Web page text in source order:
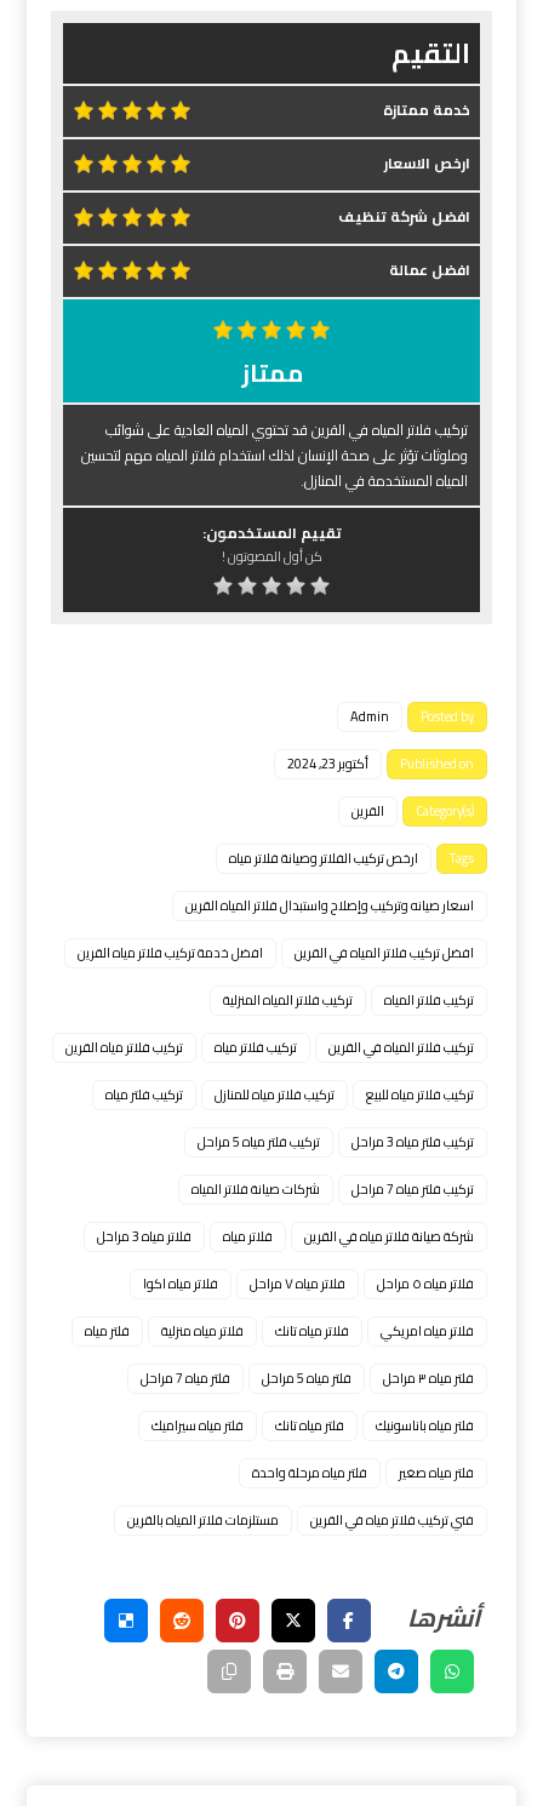
التقيم
خدمة ممتازة
ارخص الاسعار
افضل شركة تنظيف
افضل عمالة
ممتاز
تركيب فلاتر المياه في القرين قد تحتوي المياه العادية على شوائب
وملوثات تؤثر على صحة الإنسان لذلك استخدام فلاتر المياه مهم لتحسين
المياه المستخدمة في المنازل.
تقييم المستخدمون:
كن أول المصوتون !
Posted by
Admin
Published on
أكتوبر 23, 2024
Category(s)
القرين
Tags
ارخص تركيب الفلاتر وصيانة فلاتر مياه
اسعار صيانه وتركيب وإصلاح واستبدال فلاتر المياه القرين
افضل تركيب فلاتر المياه في القرين
اﻓﺿل ﺧدﻣﺔ ﺗﺮﻛﻳب ﻓﻼﺗﺮ ﻣﻳﺎه اﻟﻘﺮﻳن
تركيب فلاتر المياه
تركيب فلاتر المياه المنزلية
تركيب فلاتر المياه في القرين
تركيب فلاتر مياه
ﺗﺮﻛﻳب ﻓﻼﺗﺮ ﻣﻳﺎه اﻟﻘﺮﻳن
تركيب فلاتر مياه للبيع
تركيب فلاتر مياه للمنازل
تركيب فلتر مياه
تركيب فلتر مياه 3 مراحل
تركيب فلتر مياه 5 مراحل
تركيب فلتر مياه 7 مراحل
شركات صيانة فلاتر المياه
شركة صيانة فلاتر مياه في القرين
فلاتر مياه
فلاتر مياه 3 مراحل
فلاتر مياه ٥ مراحل
فلاتر مياه ٧ مراحل
فلاتر مياه اكوا
فلاتر مياه امريكي
فلاتر مياه تانك فلاتر مياه منزلية
فلتر مياه
فلتر مياه ٣ مراحل
فلتر مياه 5 مراحل
فلتر مياه 7 مراحل
فلتر مياه باناسونيك
فلتر مياه تانك
فلتر مياه سيراميك
فلتر مياه صغير
فلتر مياه مرحلة واحدة
فني تركيب فلاتر مياه في القرين
مستلزمات فلاتر المياه بالقرين